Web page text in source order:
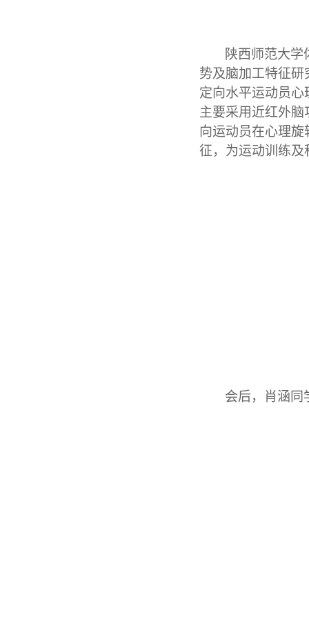
陕西师范大学
势及脑加工特征研
定向水平运动员心
主要采用近红外
向运动员在心理旋
征，为运动训练及
会后，肖涵同